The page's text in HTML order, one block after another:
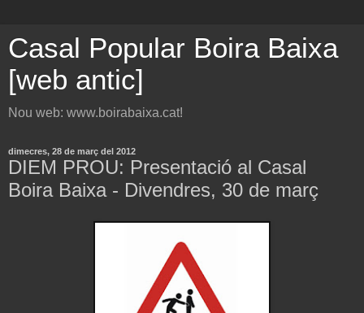
Casal Popular Boira Baixa
[web antic]
Nou web: www.boirabaixa.cat!
dimecres, 28 de març del 2012
DIEM PROU: Presentació al Casal
Boira Baixa - Divendres, 30 de març